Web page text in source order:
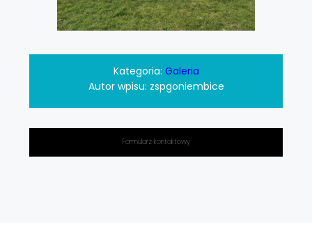
Kategoria: Galeria
Autor wpisu: zspgoniembice
Formularz kontaktowy